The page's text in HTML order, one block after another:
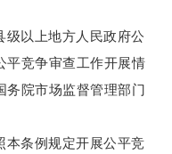
以上地方人民政府公
平竞争审查工作开展情
务院市场监督管理部门
条例规定开展公平竞